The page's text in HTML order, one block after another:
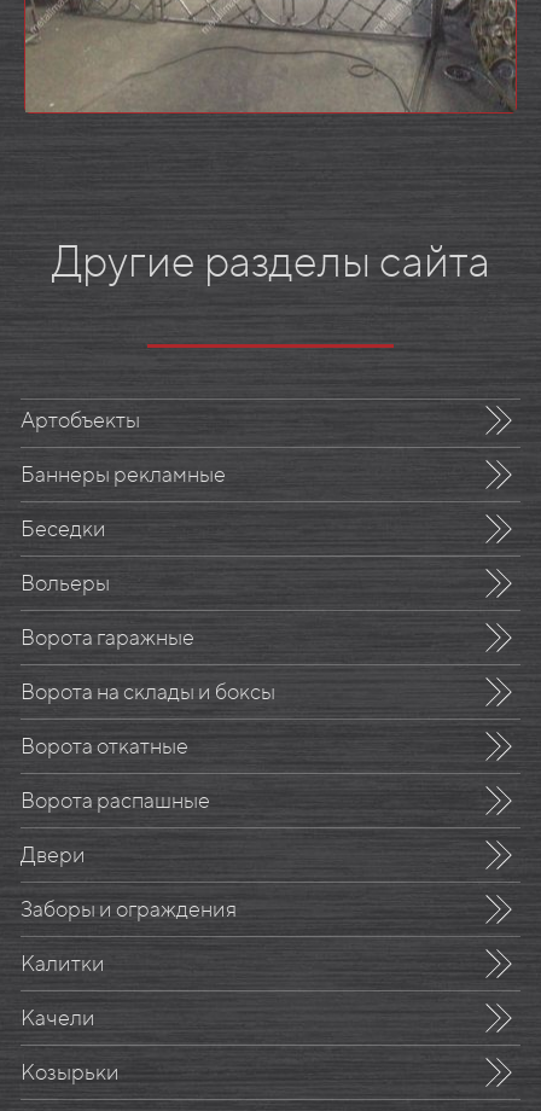
Другие разделы сайта
Артобъекты
Баннеры рекламные
Беседки
Вольеры
Ворота гаражные
Ворота на склады и боксы
Ворота откатные
Ворота распашные
Двери
Заборы и ограждения
Калитки
Качели
Козырьки